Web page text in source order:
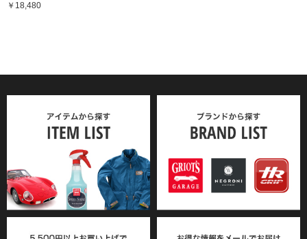
￥18,480